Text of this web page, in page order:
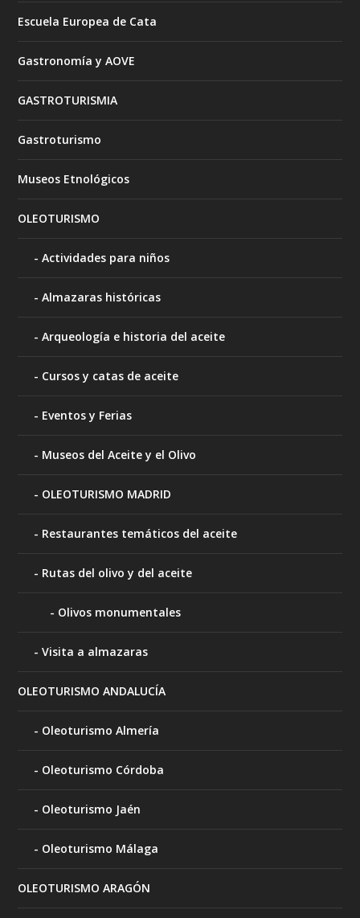
Escuela Europea de Cata
Gastronomía y AOVE
GASTROTURISMIA
Gastroturismo
Museos Etnológicos
OLEOTURISMO
Actividades para niños
Almazaras históricas
Arqueología e historia del aceite
Cursos y catas de aceite
Eventos y Ferias
Museos del Aceite y el Olivo
OLEOTURISMO MADRID
Restaurantes temáticos del aceite
Rutas del olivo y del aceite
Olivos monumentales
Visita a almazaras
OLEOTURISMO ANDALUCÍA
Oleoturismo Almería
Oleoturismo Córdoba
Oleoturismo Jaén
Oleoturismo Málaga
OLEOTURISMO ARAGÓN